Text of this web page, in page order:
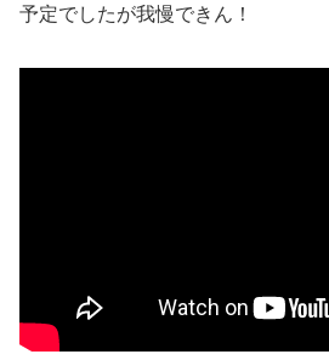
予定でしたが我慢できん！